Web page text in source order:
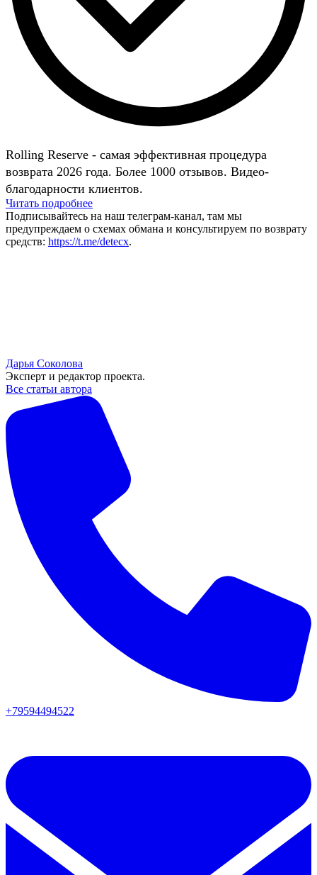
Rolling Reserve - самая эффективная процедура
возврата 2026 года. Более 1000 отзывов. Видео-
благодарности клиентов.
Читать подробнее
Подписывайтесь на наш телеграм-канал, там мы
предупреждаем о схемах обмана и консультируем по возврату
средств: https://t.me/detecx.
Дарья Соколова
Эксперт и редактор проекта.
Все статьи автора
+79594494522